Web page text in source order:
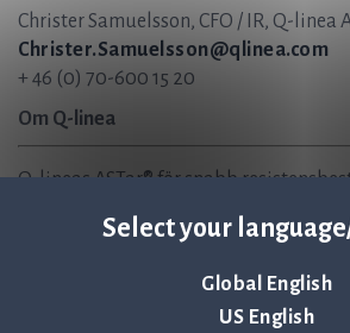
Select your
Global English
US English
Christer Samuelsson, CFO / IR, Q-linea
Christer.Samuelsson@qlinea.com
+ 46 (0) 70-600 15 20
Om Q-linea
Q-lineas ASTar® för snabb
sjukdomstillstånd som
tiden till optimal
patienter får rätt behandling, med rätt